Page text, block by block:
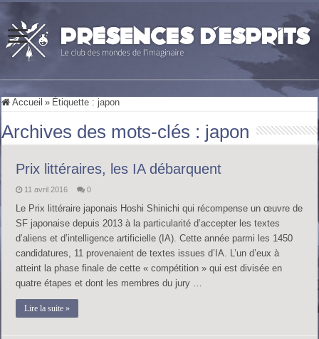
Accueil » Étiquette : japon
Archives des mots-clés : japon
Prix littéraires, les IA débarquent
11 avril 2016 0
Le Prix littéraire japonais Hoshi Shinichi qui récompense un œuvre de
SF japonaise depuis 2013 à la particularité d’accepter les textes
d’aliens et d’intelligence artificielle (IA). Cette année parmi les 1450
candidatures, 11 provenaient de textes issues d’IA. L’un d’eux à
atteint la phase finale de cette « compétition » qui est divisée en
quatre étapes et dont les membres du jury …
Lire la suite »